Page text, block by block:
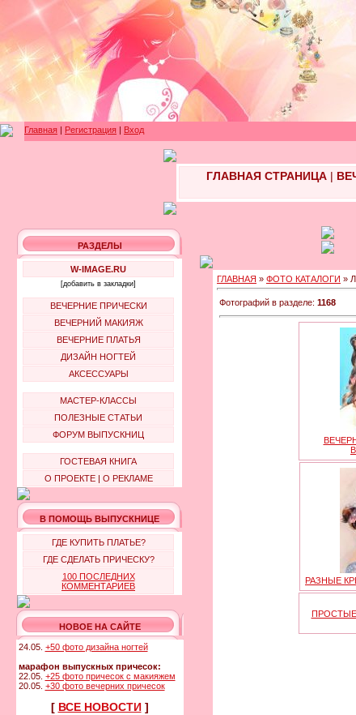
Главная | Регистрация | Вход
ГЛАВНАЯ СТРАНИЦА|
РАЗДЕЛЫ
W-IMAGE.RU
[добавить в закладки]
ВЕЧЕРНИЕ ПРИЧЕСКИ
ВЕЧЕРНИЙ МАКИЯЖ
ВЕЧЕРНИЕ ПЛАТЬЯ
ДИЗАЙН НОГТЕЙ
АКСЕССУАРЫ
МАСТЕР-КЛАССЫ
ПОЛЕЗНЫЕ СТАТЬИ
ФОРУМ ВЫПУСКНИЦ
ГОСТЕВАЯ КНИГА
О ПРОЕКТЕ| О РЕКЛАМЕ
В ПОМОЩЬ ВЫПУСКНИЦЕ
ГДЕ КУПИТЬ ПЛАТЬЕ?
ГДЕ СДЕЛАТЬ ПРИЧЕСКУ?
100 ПОСЛЕДНИХ
КОММЕНТАРИЕВ
НОВОЕ НА САЙТЕ
24.05. +50 фото дизайна ногтей
марафон выпускных причесок:
22.05. +25 фото причесок с макияжем
20.05. +30 фото вечерних причесок
[ ВСЕ НОВОСТИ]
ГЛАВНАЯ » ФОТО КАТАЛОГИ »
Фотографий в разделе: 1168
РАЗНЫЕ
ПРОСТЫЕ